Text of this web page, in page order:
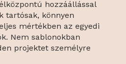
hozzáállással
tartósak, könnyen
mértékben az egyedi
Nem sablonokban
projektet személyre